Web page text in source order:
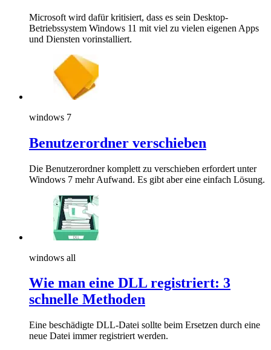
Microsoft wird dafür kritisiert, dass es sein Desktop-
Betriebssystem Windows 11 mit viel zu vielen eigenen Apps
und Diensten vorinstalliert.
windows 7
Benutzerordner verschieben
Die Benutzerordner komplett zu verschieben erfordert unter
Windows 7 mehr Aufwand. Es gibt aber eine einfach Lösung.
windows all
Wie man eine DLL registriert: 3
schnelle Methoden
Eine beschädigte DLL-Datei sollte beim Ersetzen durch eine
neue Datei immer registriert werden.